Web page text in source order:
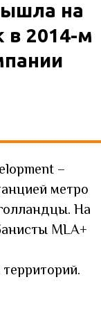
на
в 2014-м
–
метро
На
MLA+